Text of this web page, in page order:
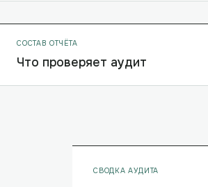
СОСТАВ ОТЧЁТА
Что проверяет аудит
СВОДКА АУДИТА